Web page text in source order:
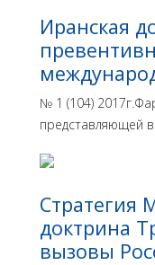
Иранская
№ 1 (104)
представляющей
Стратегия
доктрина
вызовы